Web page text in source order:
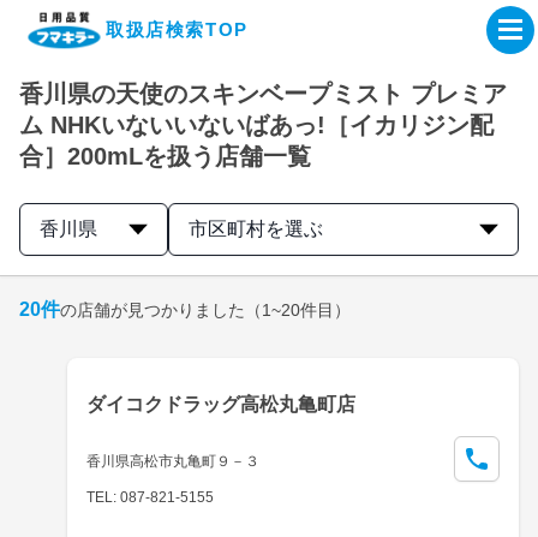
取扱店検索TOP
企業・IR情報サイト
製品情報サイト
オンラインショップ
製品検索はこちら
香川県の天使のスキンベープミスト プレミア
ム NHKいないいないばあっ!［イカリジン配
合］200mLを扱う店舗一覧
香川県 市区町村を選ぶ
20件の店舗が見つかりました （1~20件目）
ダイコクドラッグ高松丸亀町店
香川県高松市丸亀町９－３
TEL: 087-821-5155